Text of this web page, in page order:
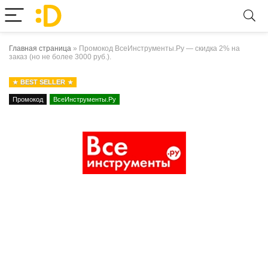
Главная страница » Промокод ВсеИнструменты.Ру — скидка 2% на
заказ (но не более 3000 руб.).
BEST SELLER
Промокод ВсеИнструменты.Ру